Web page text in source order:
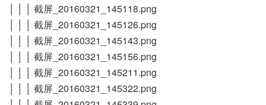
│ │ │ 截屏_20160321_145118.png
│ │ │ 截屏_20160321_145126.png
│ │ │ 截屏_20160321_145143.png
│ │ │ 截屏_20160321_145156.png
│ │ │ 截屏_20160321_145211.png
│ │ │ 截屏_20160321_145322.png